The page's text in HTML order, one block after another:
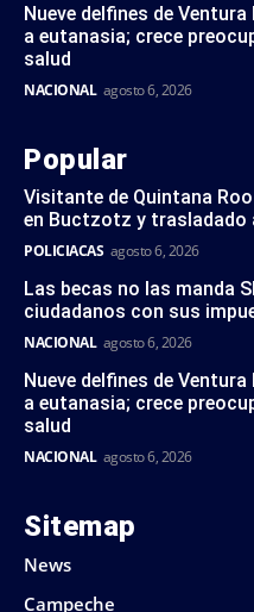
Nueve delfines de
a eutanasia; crece
salud
NACIONAL agosto 6, 2026
Popular
Visitante de Quintana
en Buctzotz y trasladado
POLICIACAS agosto 6, 2026
Las becas no las manda
ciudadanos con sus
NACIONAL agosto 6, 2026
Nueve delfines de
a eutanasia; crece
salud
NACIONAL agosto 6, 2026
Sitemap
News
Campeche